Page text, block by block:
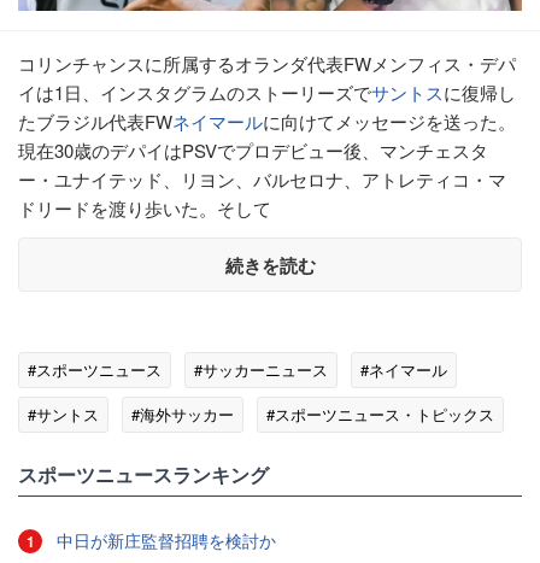
コリンチャンスに所属するオランダ代表FWメンフィス・デパ
イは1日、インスタグラムのストーリーズでサントスに復帰し
たブラジル代表FWネイマールに向けてメッセージを送った。
現在30歳のデパイはPSVでプロデビュー後、マンチェスタ
ー・ユナイテッド、リヨン、バルセロナ、アトレティコ・マ
ドリードを渡り歩いた。そして
続きを読む
#スポーツニュース #サッカーニュース
#ネイマール
#サントス
#海外サッカー #スポーツニュース・トピックス
スポーツニュースランキング
1 中日が新庄監督招聘を検討か